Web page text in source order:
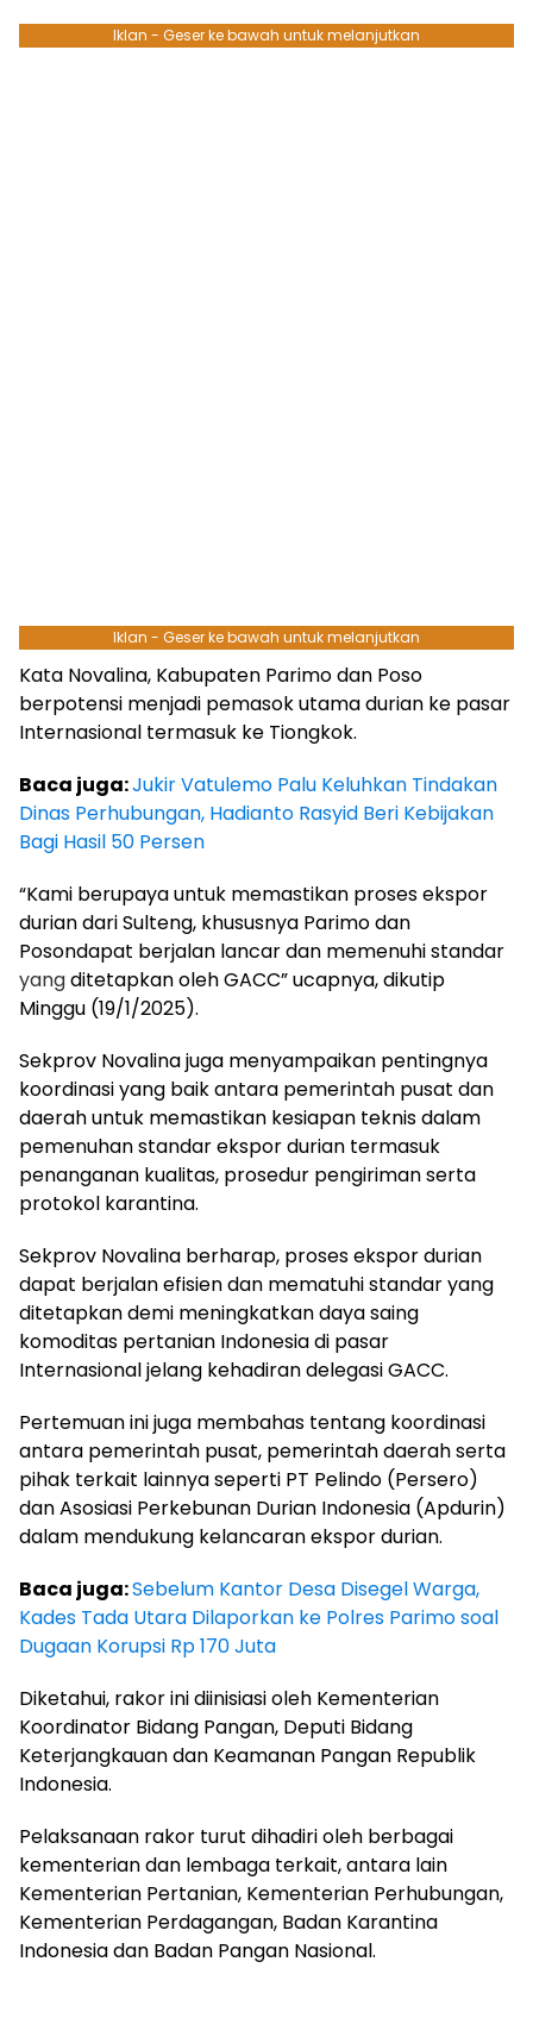
Iklan - Geser ke bawah untuk melanjutkan
Iklan - Geser ke bawah untuk melanjutkan
Kata Novalina, Kabupaten Parimo dan Poso
berpotensi menjadi pemasok utama durian ke pasar
Internasional termasuk ke Tiongkok.
Baca juga:Jukir Vatulemo Palu Keluhkan Tindakan
Dinas Perhubungan, Hadianto Rasyid Beri Kebijakan
Bagi Hasil 50 Persen
“Kami berupaya untuk memastikan proses ekspor
durian dari Sulteng, khususnya Parimo dan
Posondapat berjalan lancar dan memenuhi standar
yangditetapkan oleh GACC” ucapnya, dikutip
Minggu (19/1/2025).
Sekprov Novalina juga menyampaikan pentingnya
koordinasi yang baik antara pemerintah pusat dan
daerah untuk memastikan kesiapan teknis dalam
pemenuhan standar ekspor durian termasuk
penanganan kualitas, prosedur pengiriman serta
protokol karantina.
Sekprov Novalina berharap, proses ekspor durian
dapat berjalan efisien dan mematuhi standar yang
ditetapkan demi meningkatkan daya saing
komoditas pertanian Indonesia di pasar
Internasional jelang kehadiran delegasi GACC.
Pertemuan ini juga membahas tentang koordinasi
antara pemerintah pusat, pemerintah daerah serta
pihak terkait lainnya seperti PT Pelindo (Persero)
dan Asosiasi Perkebunan Durian Indonesia (Apdurin)
dalam mendukung kelancaran ekspor durian.
Baca juga:Sebelum Kantor Desa Disegel Warga,
Kades Tada Utara Dilaporkan ke Polres Parimo soal
Dugaan Korupsi Rp 170 Juta
Diketahui, rakor ini diinisiasi oleh Kementerian
Koordinator Bidang Pangan, Deputi Bidang
Keterjangkauan dan Keamanan Pangan Republik
Indonesia.
Pelaksanaan rakor turut dihadiri oleh berbagai
kementerian dan lembaga terkait, antara lain
Kementerian Pertanian, Kementerian Perhubungan,
Kementerian Perdagangan, Badan Karantina
Indonesia dan Badan Pangan Nasional.